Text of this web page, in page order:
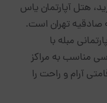
هتل آپارتمان یاس
صادقیه تهران است.
شامل ۲۰ واحد آپارتمانی مبله با
مناسب به مراکز
آرام و راحت را